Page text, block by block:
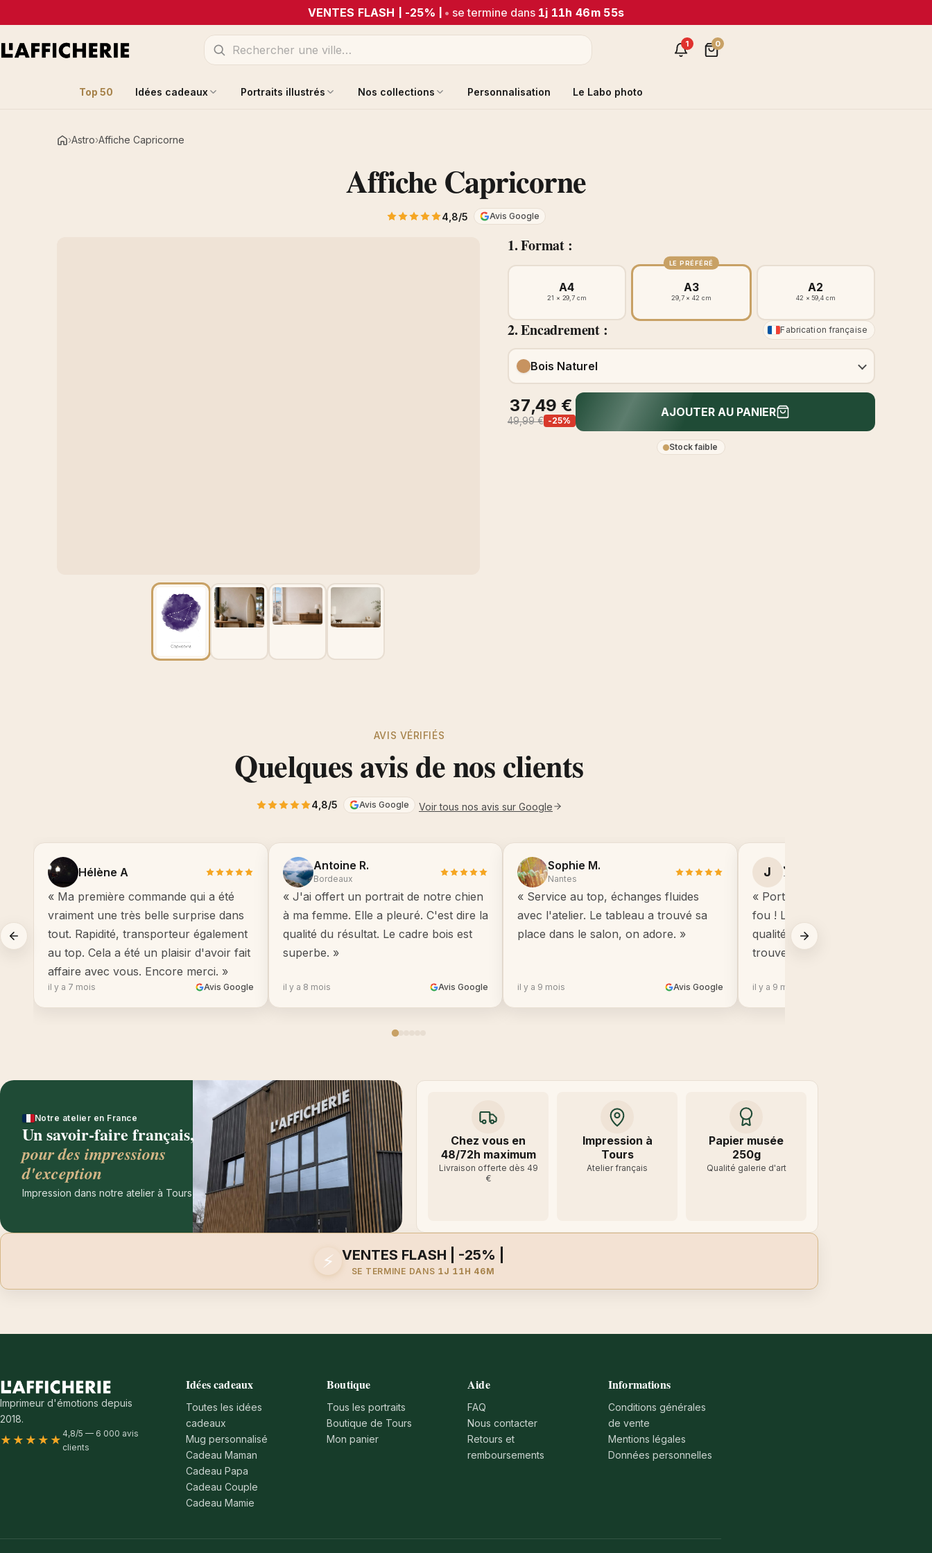
VENTES FLASH | -25% | • se termine dans 1j 11h 46m 55s
1 0
Top 50 Idées cadeaux Portraits illustrés Nos collections Personnalisation Le Labo photo
Accueil
Astro Affiche Capricorne
Affiche Capricorne
4,8/5 Avis Google
1. Format :
A4
21 × 29,7 cm
LE PRÉFÉRÉ
A3
29,7 × 42 cm
A2
42 × 59,4 cm
2. Encadrement : Fabrication française
Bois Naturel
37,49 €
49,99 € -25%
AJOUTER AU PANIER
Stock faible
AVIS VÉRIFIÉS
Quelques avis de nos clients
4,8/5 Avis Google Voir tous nos avis sur Google
Hélène A
« Ma première commande qui a été
vraiment une très belle surprise dans
tout. Rapidité, transporteur également
au top. Cela a été un plaisir d'avoir fait
affaire avec vous. Encore merci. »
il y a 7 mois Avis Google
Antoine R.
Bordeaux
« J'ai offert un portrait de notre chien
à ma femme. Elle a pleuré. C'est dire la
qualité du résultat. Le cadre bois est
superbe. »
il y a 8 mois Avis Google
Sophie M.
Nantes
« Service au top, échanges fluides
avec l'atelier. Le tableau a trouvé sa
place dans le salon, on adore. »
il y a 9 mois Avis Google
J Julie B.
Toulouse
« Portrait manga de mon fils, il
fou ! Le cadre est de très bonne
qualité, beaucoup mieux que ce
trouve en grande surface. »
il y a 9 mois
Notre atelier en France
Un savoir-faire français,
pour des impressions
d'exception
Impression dans notre atelier à Tours
Chez vous en
48/72h maximum
Livraison offerte dès 49
€
Impression à
Tours
Atelier français
Papier musée
250g
Qualité galerie d'art
⚡ VENTES FLASH | -25% |
SE TERMINE DANS 1J 11H 46M
Imprimeur d'émotions depuis
2018.
★★★★★ 4,8/5 — 6 000 avis
clients
Idées cadeaux
Toutes les idées
cadeaux
Mug personnalisé
Cadeau Maman
Cadeau Papa
Cadeau Couple
Cadeau Mamie
Boutique
Tous les portraits
Boutique de Tours
Mon panier
Aide
FAQ
Nous contacter
Retours et
remboursements
Informations
Conditions générales
de vente
Mentions légales
Données personnelles